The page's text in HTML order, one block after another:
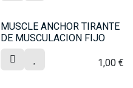
MUSCLE ANCHOR TIRANTE
DE MUSCULACION FIJO
1,00€